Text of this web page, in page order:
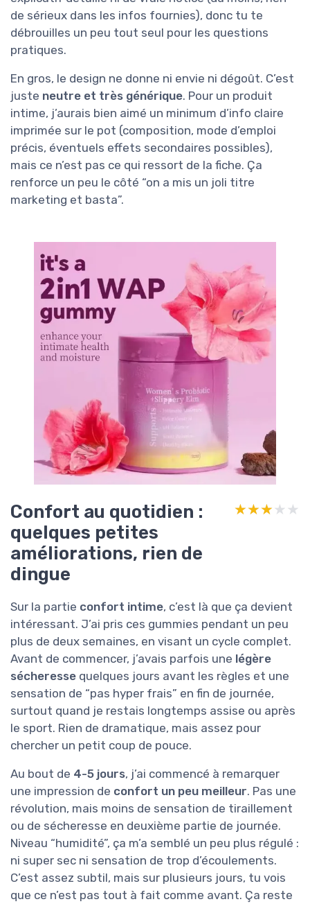
de sérieux dans les infos fournies), donc tu te
débrouilles un peu tout seul pour les questions
pratiques.
En gros, le design ne donne ni envie ni dégoût. C’est
juste neutre et très générique. Pour un produit
intime, j’aurais bien aimé un minimum d’info claire
imprimée sur le pot (composition, mode d’emploi
précis, éventuels effets secondaires possibles),
mais ce n’est pas ce qui ressort de la fiche. Ça
renforce un peu le côté “on a mis un joli titre
marketing et basta”.
Confort au quotidien :
quelques petites
améliorations, rien de
dingue
★★★★★
★★★★★
Sur la partie confort intime, c’est là que ça devient
intéressant. J’ai pris ces gummies pendant un peu
plus de deux semaines, en visant un cycle complet.
Avant de commencer, j’avais parfois une légère
sécheresse quelques jours avant les règles et une
sensation de “pas hyper frais” en fin de journée,
surtout quand je restais longtemps assise ou après
le sport. Rien de dramatique, mais assez pour
chercher un petit coup de pouce.
Au bout de 4-5 jours, j’ai commencé à remarquer
une impression de confort un peu meilleur. Pas une
révolution, mais moins de sensation de tiraillement
ou de sécheresse en deuxième partie de journée.
Niveau “humidité”, ça m’a semblé un peu plus régulé :
ni super sec ni sensation de trop d’écoulements.
C’est assez subtil, mais sur plusieurs jours, tu vois
que ce n’est pas tout à fait comme avant. Ça reste